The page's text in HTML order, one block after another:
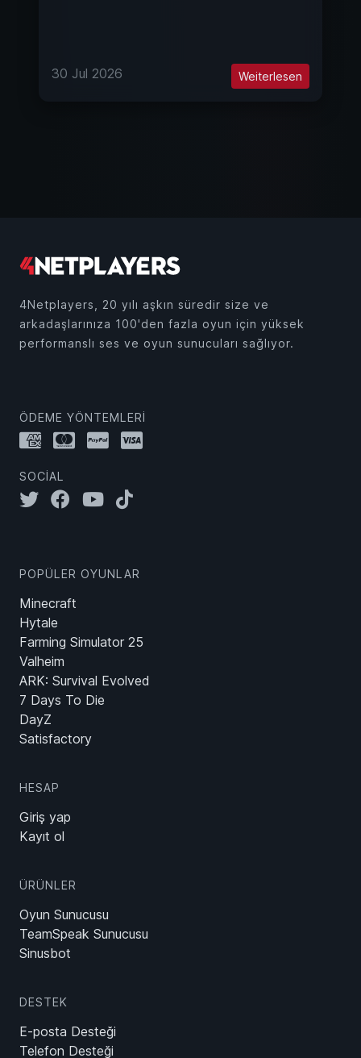
30 Jul 2026 Weiterlesen
4Netplayers, 20 yılı aşkın süredir size ve
arkadaşlarınıza 100'den fazla oyun için yüksek
performanslı ses ve oyun sunucuları sağlıyor.
ÖDEME YÖNTEMLERI
SOCIAL
POPÜLER OYUNLAR
Minecraft
Hytale
Farming Simulator 25
Valheim
ARK: Survival Evolved
7 Days To Die
DayZ
Satisfactory
HESAP
Giriş yap
Kayıt ol
ÜRÜNLER
Oyun Sunucusu
TeamSpeak Sunucusu
Sinusbot
DESTEK
E-posta Desteği
Telefon Desteği